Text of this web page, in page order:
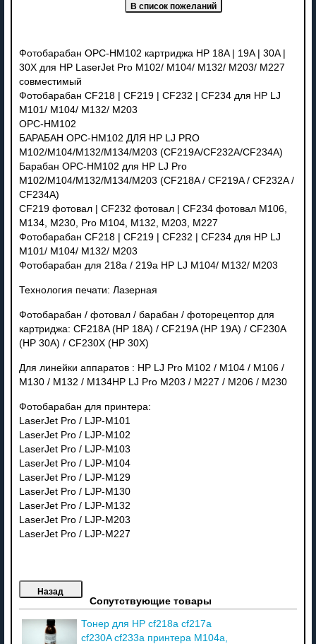
Фотобарабан OPC-HM102 картриджа HP 18A | 19A | 30A |
30X для HP LaserJet Pro M102/ M104/ M132/ M203/ M227
совместимый
Фотобарабан CF218 | CF219 | CF232 | CF234 для HP LJ
M101/ M104/ M132/ M203
OPC-HM102
БАРАБАН OPC-HM102 ДЛЯ HP LJ PRO
M102/M104/M132/M134/M203 (CF219A/CF232A/CF234A)
Барабан OPC-HM102 для HP LJ Pro
M102/M104/M132/M134/M203 (CF218A / CF219A / CF232A /
CF234A)
CF219 фотовал | CF232 фотовал | CF234 фотовал M106,
M134, M230, Pro M104, M132, M203, M227
Фотобарабан CF218 | CF219 | CF232 | CF234 для HP LJ
M101/ M104/ M132/ M203
Фотобарабан для 218a / 219a HP LJ M104/ M132/ M203
Технология печати: Лазерная
Фотобарабан / фотовал / барабан / фоторецептор для
картриджа: CF218A (HP 18A) / CF219A (HP 19A) / CF230A
(HP 30A) / CF230X (HP 30X)
Для линейки аппаратов : HP LJ Pro M102 / M104 / M106 /
M130 / M132 / M134HP LJ Pro M203 / M227 / M206 / M230
Фотобарабан для принтера:
LaserJet Pro / LJP-M101
LaserJet Pro / LJP-M102
LaserJet Pro / LJP-M103
LaserJet Pro / LJP-M104
LaserJet Pro / LJP-M129
LaserJet Pro / LJP-M130
LaserJet Pro / LJP-M132
LaserJet Pro / LJP-M203
LaserJet Pro / LJP-M227
Сопутствующие товары
Тонер для HP cf218a cf217a
cf230A cf233a принтера M104a,